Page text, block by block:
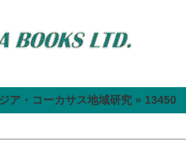
ア・コーカサス地域研究 » 13450